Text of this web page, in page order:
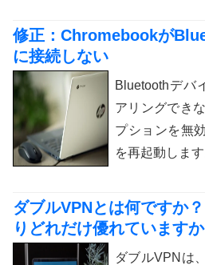
修正：Chromebookが
に接続しない
Bluetoothデバ
アリングでき
プションを無
を再起動します
ダブルVPNとは何ですか
りどれだけ優れていますか
ダブルVPNは